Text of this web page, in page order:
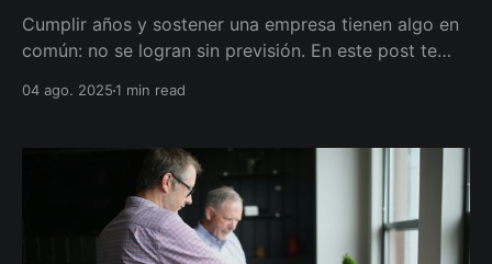
Cumplir años y sostener una empresa tienen algo en
común: no se logran sin previsión. En este post te
cómo proteger tu empresa para que también cumpla
04 ago. 20251 min read